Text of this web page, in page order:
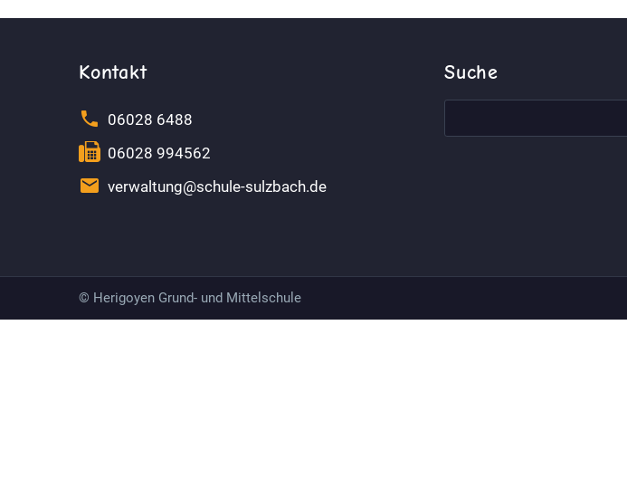
Kontakt

 06028 6488

 06028 994562

 verwaltung@schule-sulzbach.de
Suche
© Herigoyen Grund- und Mittelschule